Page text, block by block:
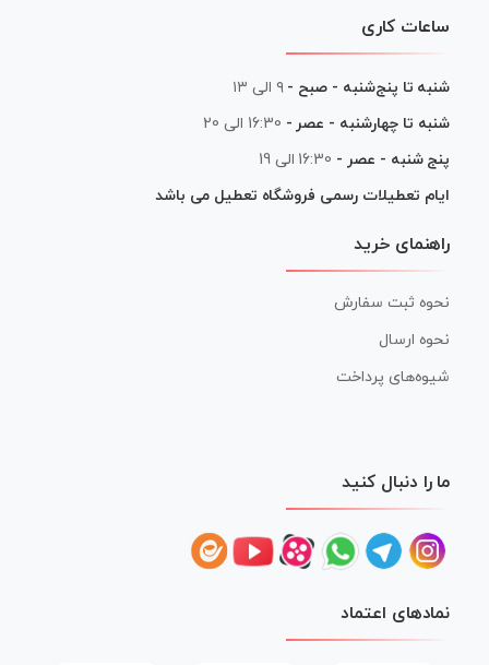
ساعات کاری
شنبه تا پنج‌شنبه - صبح - ۹ الی ۱۳
شنبه تا چهارشنبه - عصر - 16:30 الی 20
پنج شنبه - عصر - 16:30 الی 19
ایام تعطیلات رسمی فروشگاه تعطیل می باشد
راهنمای خرید
نحوه ثبت سفارش
نحوه ارسال
شیوه‌های پرداخت
ما را دنبال کنید
نمادهای اعتماد